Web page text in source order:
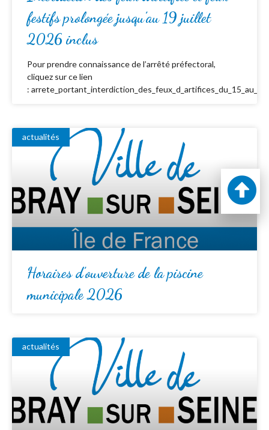
festifs prolongée jusqu’au 19 juillet
2026 inclus
Pour prendre connaissance de l’arrêté préfectoral,
cliquez sur ce lien
:
actualités
Horaires d’ouverture de la piscine
municipale 2026
actualités